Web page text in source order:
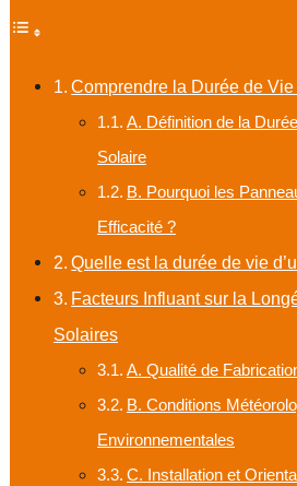
Comprendre la Durée de
A. Définition de la
Solaire
B. Pourquoi les
Efficacité ?
Quelle est la durée de vie
Facteurs Influant sur la
Solaires
A. Qualité de
B. Conditions
Environnementales
C. Installation et